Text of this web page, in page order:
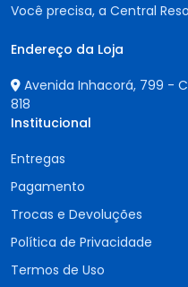
Você precisa, a Central
Endereço da Loja
Avenida Inhacorá, 799 -
818
Institucional
Entregas
Pagamento
Trocas e Devoluções
Política de Privacidade
Termos de Uso